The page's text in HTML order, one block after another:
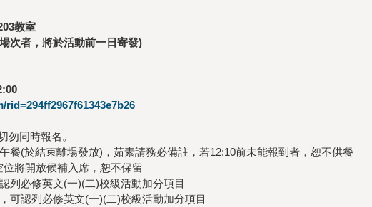
教室
次者，將於活動前一日寄發)
勿同時報名。
餐(於結束離場發放)，茹素請務必備註，若12:10前未能報到者，恕不供餐
將開放候補入席，恕不保留
列必修英文(一)(二)校級活動加分項目
可認列必修英文(一)(二)校級活動加分項目